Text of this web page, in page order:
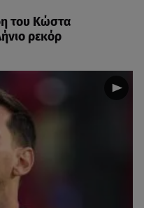
του Κώστα
ρεκόρ